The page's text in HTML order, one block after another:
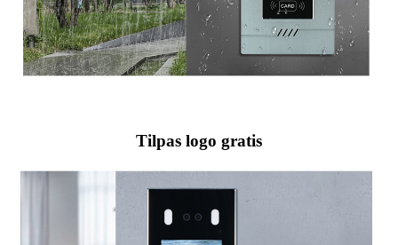
Tilpas logo gratis